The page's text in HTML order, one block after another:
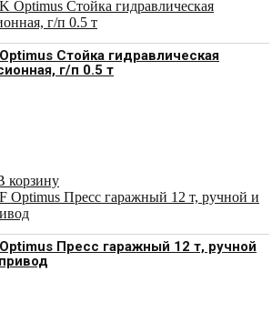
Стойка гидравлическая
г/п 0.5 т
корзину
Пресс гаражный 12 т, ручной